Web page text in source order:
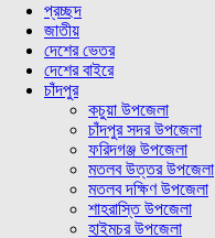
প্রচ্ছদ
জাতীয়
দেশের ভেতর
দেশের বাইরে
চাঁদপুর
কচুয়া উপজেলা
চাঁদপুর সদর উপজেলা
ফরিদগঞ্জ উপজেলা
মতলব উত্তর উপজেলা
মতলব দক্ষিণ উপজেলা
শাহরাস্তি উপজেলা
হাইমচর উপজেলা